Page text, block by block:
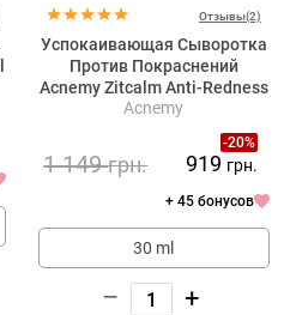
Отзывы(2)
Успокаивающая Сыворотка
Против Покраснений
Acnemy Zitcalm Anti-Redness
Calming Serum
Acnemy
-20%
1 149грн. 919 грн.
+ 45 бонусов
30 ml
– +